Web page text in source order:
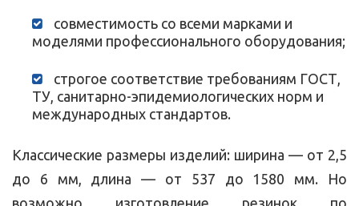
совместимость со всеми марками и
моделями профессионального оборудования;
строгое соответствие требованиям ГОСТ,
ТУ, санитарно-эпидемиологических норм и
международных стандартов.
Классические размеры изделий: ширина — от 2,5
до 6 мм, длина — от 537 до 1580 мм. Но
возможно изготовление резинок по